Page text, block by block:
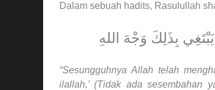
Dalam sebuah hadits, Rasulullah
بِذَلِكَ وَجْهَ اللهِ
“Sesungguhnya Allah telah
ilallah,’ (Tidak ada sesembahan